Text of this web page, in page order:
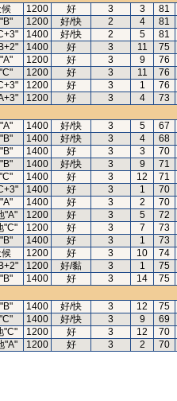
1200 好 3 3
81
1200 好/快 2 4
81
1400 好/快 2 5
81
1400 好 3 11
75
1200 好 3 9
76
1200 好 3 11
76
1200 好 3 1
76
1200 好 3 4
73
1400 好/快 3 5
67
1400 好/快 3 4
68
1400 好 3 3
70
1400 好/快 3 9
71
1400 好 3 12
71
1400 好 3 1
70
1400 好 3 2
70
"A" 1200 好 3 5
72
"C" 1200 好 3 7
73
1400 好 3 1
73
1200 好 3 10
74
1200 好/黏 3 1
75
1400 好 3 14
75
1400 好/快 3 12
75
1400 好/快 3 9
69
"C" 1200 好 3 12
70
"A" 1200 好 3 2 70